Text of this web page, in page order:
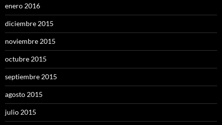
enero 2016
diciembre 2015
noviembre 2015
octubre 2015
septiembre 2015
agosto 2015
julio 2015